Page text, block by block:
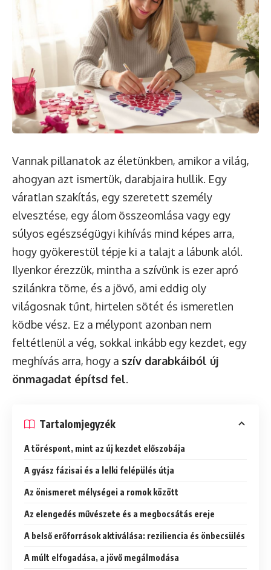
Vannak pillanatok az életünkben, amikor a világ,
ahogyan azt ismertük, darabjaira hullik. Egy
váratlan szakítás, egy szeretett személy
elvesztése, egy álom összeomlása vagy egy
súlyos egészségügyi kihívás mind képes arra,
hogy gyökerestül tépje ki a talajt a lábunk alól.
Ilyenkor érezzük, mintha a szívünk is ezer apró
szilánkra törne, és a jövő, ami eddig oly
világosnak tűnt, hirtelen sötét és ismeretlen
ködbe vész. Ez a mélypont azonban nem
feltétlenül a vég, sokkal inkább egy kezdet, egy
meghívás arra, hogy a szív darabkáiból új
önmagadat építsd fel.
Tartalomjegyzék
A töréspont, mint az új kezdet előszobája
A gyász fázisai és a lelki felépülés útja
Az önismeret mélységei a romok között
Az elengedés művészete és a megbocsátás ereje
A belső erőforrások aktiválása: reziliencia és önbecsülés
A múlt elfogadása, a jövő megálmodása